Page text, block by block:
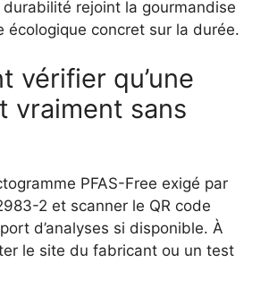
rejoint la gourmandise
écologique concret sur la durée.
vérifier qu’une
vraiment sans
PFAS-Free exigé par
2 et scanner le QR code
d’analyses si disponible. À
le site du fabricant ou un test